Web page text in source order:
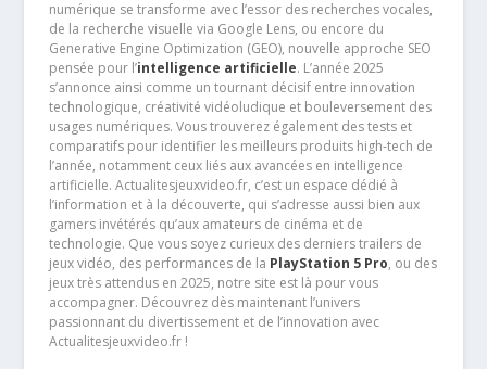
numérique se transforme avec l’essor des recherches vocales,
de la recherche visuelle via Google Lens, ou encore du
Generative Engine Optimization (GEO), nouvelle approche SEO
pensée pour l’intelligence artificielle. L’année 2025
s’annonce ainsi comme un tournant décisif entre innovation
technologique, créativité vidéoludique et bouleversement des
usages numériques. Vous trouverez également des tests et
comparatifs pour identifier les meilleurs produits high-tech de
l’année, notamment ceux liés aux avancées en intelligence
artificielle. Actualitesjeuxvideo.fr, c’est un espace dédié à
l’information et à la découverte, qui s’adresse aussi bien aux
gamers invétérés qu’aux amateurs de cinéma et de
technologie. Que vous soyez curieux des derniers trailers de
jeux vidéo, des performances de la PlayStation 5 Pro, ou des
jeux très attendus en 2025, notre site est là pour vous
accompagner. Découvrez dès maintenant l’univers
passionnant du divertissement et de l’innovation avec
Actualitesjeuxvideo.fr !